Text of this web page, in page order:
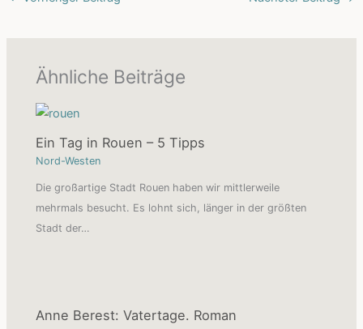
Ähnliche Beiträge
Ein Tag in Rouen – 5 Tipps
Nord-Westen
Die großartige Stadt Rouen haben wir mittlerweile
mehrmals besucht. Es lohnt sich, länger in der größten
Stadt der…
Anne Berest: Vatertage. Roman